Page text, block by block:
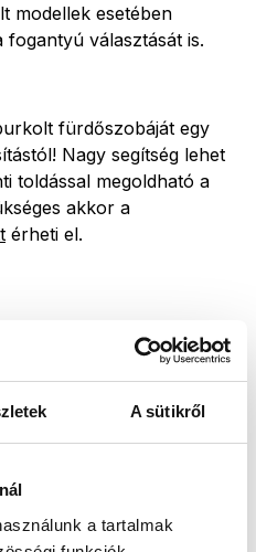
A sütikről
a tartalmak
modellek esetében
fogantyú választását is.
fürdőszobáját egy
Nagy segítség lehet
toldással megoldható a
akkor a
érheti el.
elemeit vagy elérhető
Egyes kész termék
több termékkód
lehet. Ha a termék